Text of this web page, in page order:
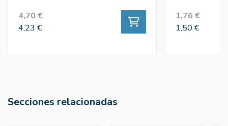
4,70 €
4,23 €
1,76 €
1,50 €
Secciones relacionadas